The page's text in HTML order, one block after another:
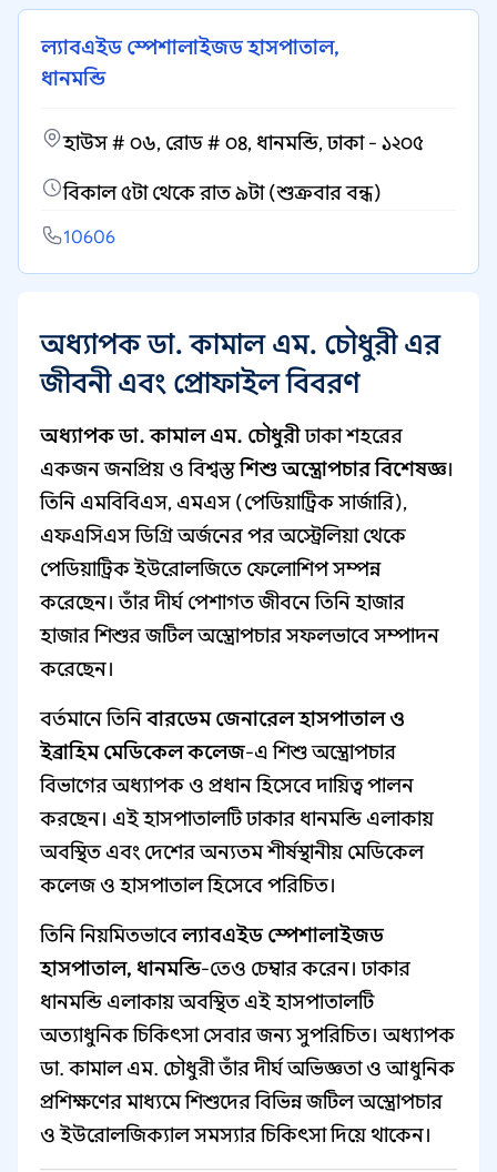
ল্যাবএইড স্পেশালাইজড হাসপাতাল,
ধানমন্ডি
হাউস # ০৬, রোড # ০৪, ধানমন্ডি, ঢাকা - ১২০৫
বিকাল ৫টা থেকে রাত ৯টা (শুক্রবার বন্ধ)
10606
অধ্যাপক ডা. কামাল এম. চৌধুরী এর
জীবনী এবং প্রোফাইল বিবরণ
অধ্যাপক ডা. কামাল এম. চৌধুরীঢাকা শহরের
একজন জনপ্রিয় ও বিশ্বস্তশিশু অস্ত্রোপচার বিশেষজ্ঞ।
তিনি এমবিবিএস, এমএস (পেডিয়াট্রিক সার্জারি),
এফএসিএস ডিগ্রি অর্জনের পর অস্ট্রেলিয়া থেকে
পেডিয়াট্রিক ইউরোলজিতে ফেলোশিপ সম্পন্ন
করেছেন। তাঁর দীর্ঘ পেশাগত জীবনে তিনি হাজার
হাজার শিশুর জটিল অস্ত্রোপচার সফলভাবে সম্পাদন
করেছেন।
বর্তমানে তিনিবারডেম জেনারেল হাসপাতাল ও
ইব্রাহিম মেডিকেল কলেজ-এ শিশু অস্ত্রোপচার
বিভাগের অধ্যাপক ও প্রধান হিসেবে দায়িত্ব পালন
করছেন। এই হাসপাতালটি ঢাকার ধানমন্ডি এলাকায়
অবস্থিত এবং দেশের অন্যতম শীর্ষস্থানীয় মেডিকেল
কলেজ ও হাসপাতাল হিসেবে পরিচিত।
তিনি নিয়মিতভাবেল্যাবএইড স্পেশালাইজড
হাসপাতাল, ধানমন্ডি-তেও চেম্বার করেন। ঢাকার
ধানমন্ডি এলাকায় অবস্থিত এই হাসপাতালটি
অত্যাধুনিক চিকিৎসা সেবার জন্য সুপরিচিত। অধ্যাপক
ডা. কামাল এম. চৌধুরী তাঁর দীর্ঘ অভিজ্ঞতা ও আধুনিক
প্রশিক্ষণের মাধ্যমে শিশুদের বিভিন্ন জটিল অস্ত্রোপচার
ও ইউরোলজিক্যাল সমস্যার চিকিৎসা দিয়ে থাকেন।